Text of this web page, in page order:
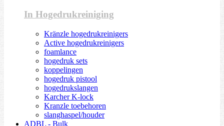
In Hogedrukreiniging
Kränzle hogedrukreinigers
Active hogedrukreinigers
foamlance
hogedruk sets
koppelingen
hogedruk pistool
hogedrukslangen
Karcher K-lock
Kranzle toebehoren
slanghaspel/houder
ADBL - Bulk